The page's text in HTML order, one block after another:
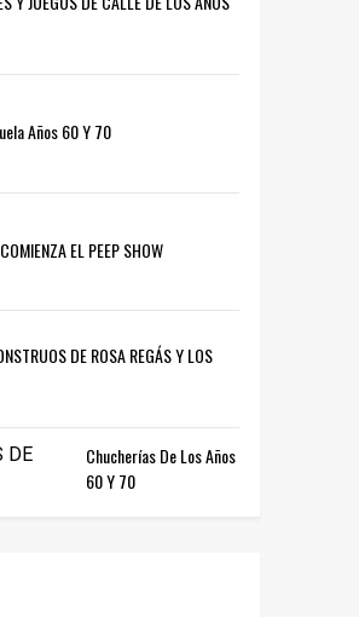
Años 60 Y 70
EL PEEP SHOW
DE ROSA REGÁS Y LOS
Chucherías De Los Años
60 Y 70